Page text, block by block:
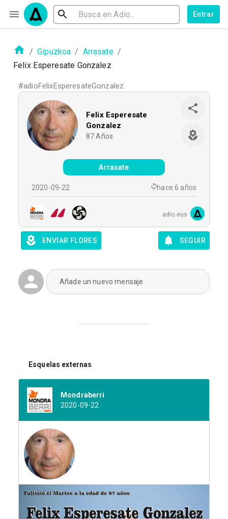
Entrar
/ Gipuzkoa / Arrasate /
Felix Esperesate Gonzalez
#adioFelixEsperesateGonzalez
Felix Esperesate
Gonzalez
87 Años
Arrasate
2020-09-22 hace 6 años
adio.eus
ENVIAR FLORES SEGUIR
Añade un nuevo mensaje
Esquelas externas
Mondraberri
2020-09-22